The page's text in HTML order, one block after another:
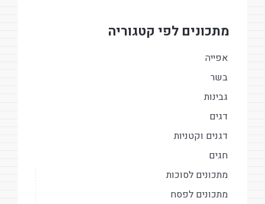
מתכונים לפי קטגוריה
אפייה
בשר
גבינות
דגים
דגנים וקטניות
חגים
מתכונים לסוכות
מתכונים לפסח